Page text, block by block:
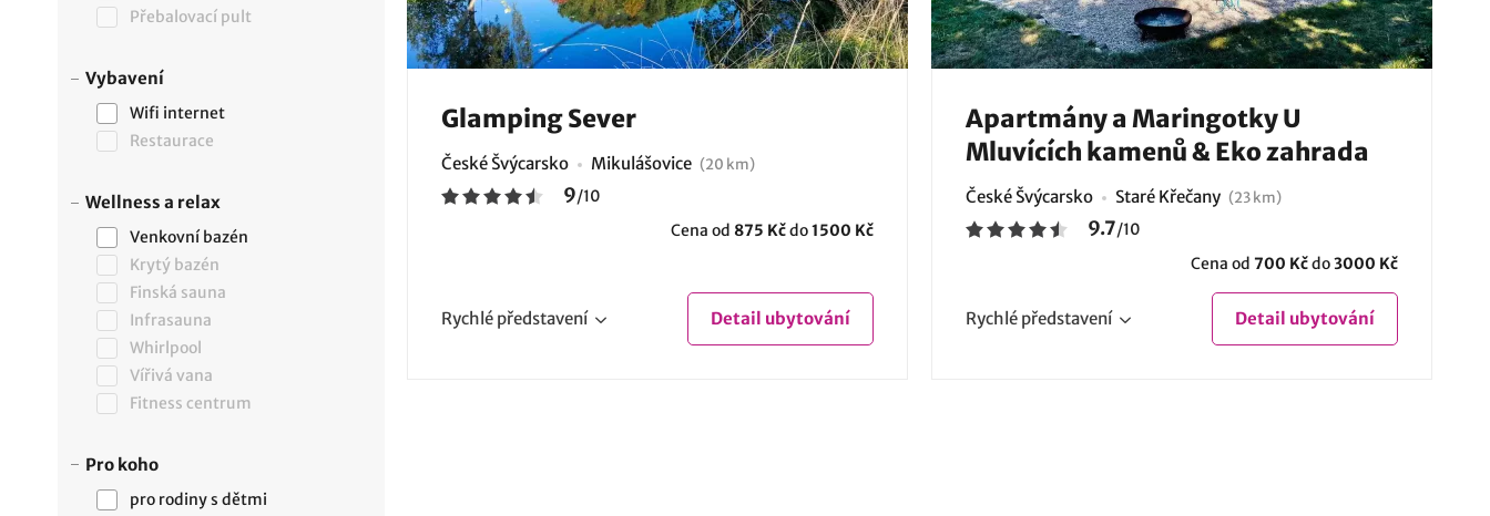
Přebalovací pult
Vybavení
Wifi internet
Restaurace
Wellness a relax
Venkovní bazén
Krytý bazén
Finská sauna
Infrasauna
Whirlpool
Vířivá vana
Fitness centrum
Pro koho
pro rodiny s dětmi
Glamping Sever
České Švýcarsko Mikulášovice (20 km)
9/10
Cena od 875 Kčdo1500 Kč
Rychlé představení Detail ubytování
Apartmány a Maringotky U
Mluvících kamenů & Eko zahrada
České Švýcarsko Staré Křečany (23 km)
9.7/10
Cena od 700 Kčdo3000 Kč
Rychlé představení Detail ubytování